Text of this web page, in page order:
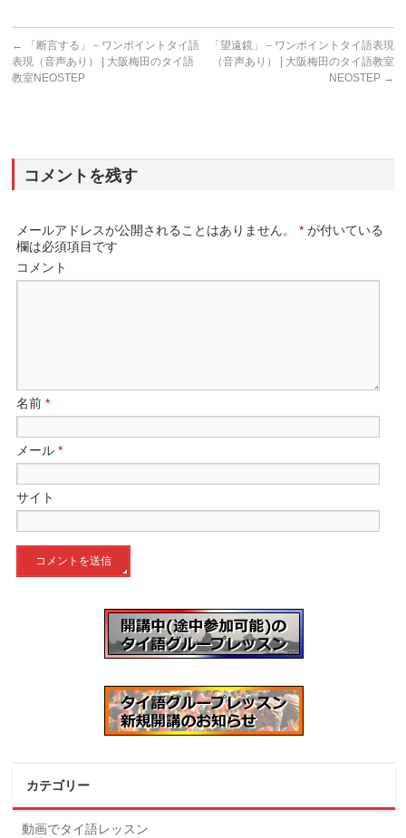
←
「断言する」－ワンポイントタイ語
表現（音声あり） | 大阪梅田のタイ語
教室NEOSTEP
「望遠鏡」－ワンポイントタイ語表現
（音声あり） | 大阪梅田のタイ語教室
NEOSTEP →
コメントを残す
メールアドレスが公開されることはありません。 * が付いている
欄は必須項目です
コメント
名前*
メール*
サイト
カテゴリー
動画でタイ語レッスン